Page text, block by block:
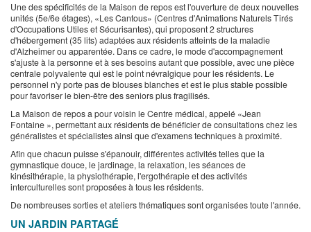
Une des spécificités de la Maison de repos est l'ouverture de deux nouvelles
unités (5e/6e étages), «Les Cantous» (Centres d'Animations Naturels Tirés
d'Occupations Utiles et Sécurisantes), qui proposent 2 structures
d'hébergement (35 lits) adaptées aux résidents atteints de la maladie
d'Alzheimer ou apparentée. Dans ce cadre, le mode d'accompagnement
s'ajuste à la personne et à ses besoins autant que possible, avec une pièce
centrale polyvalente qui est le point névralgique pour les résidents. Le
personnel n'y porte pas de blouses blanches et est le plus stable possible
pour favoriser le bien-être des seniors plus fragilisés.
La Maison de repos a pour voisin le Centre médical, appelé «Jean
Fontaine », permettant aux résidents de bénéficier de consultations chez les
généralistes et spécialistes ainsi que d'examens techniques à proximité.
Afin que chacun puisse s'épanouir, différentes activités telles que la
gymnastique douce, le jardinage, la relaxation, les séances de
kinésithérapie, la physiothérapie, l'ergothérapie et des activités
interculturelles sont proposées à tous les résidents.
De nombreuses sorties et ateliers thématiques sont organisées toute l'année.
UN JARDIN PARTAGÉ